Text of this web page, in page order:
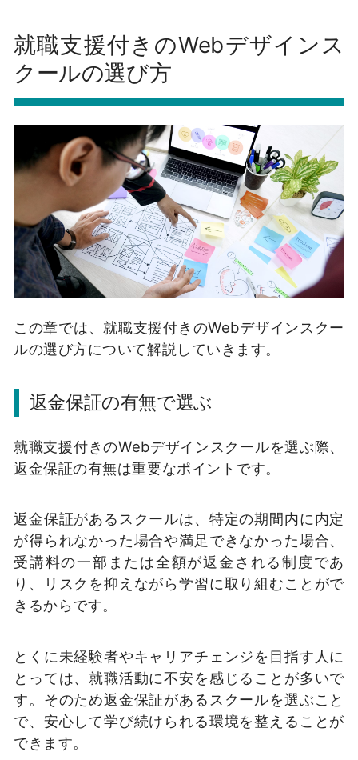
就職支援付きのWebデザインス
クールの選び方
この章では、就職支援付きのWebデザインスクー
ルの選び方について解説していきます。
返金保証の有無で選ぶ
就職支援付きのWebデザインスクールを選ぶ際、
返金保証の有無は重要なポイントです。
返金保証があるスクールは、特定の期間内に内定
が得られなかった場合や満足できなかった場合、
受講料の一部または全額が返金される制度であ
り、リスクを抑えながら学習に取り組むことがで
きるからです。
とくに未経験者やキャリアチェンジを目指す人に
とっては、就職活動に不安を感じることが多いで
す。そのため返金保証があるスクールを選ぶこと
で、安心して学び続けられる環境を整えることが
できます。